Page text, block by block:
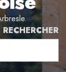
RECHERCHER